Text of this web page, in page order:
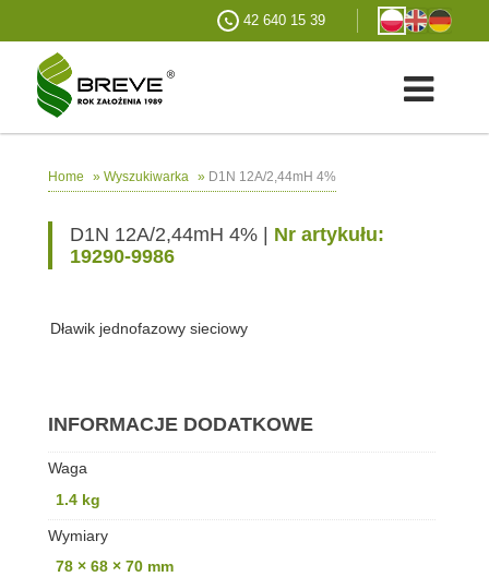
42 640 15 39
Home » Wyszukiwarka » D1N 12A/2,44mH 4%
D1N 12A/2,44mH 4% | Nr artykułu:
19290-9986
Dławik jednofazowy sieciowy
INFORMACJE DODATKOWE
Waga
1.4 kg
Wymiary
78 × 68 × 70 mm